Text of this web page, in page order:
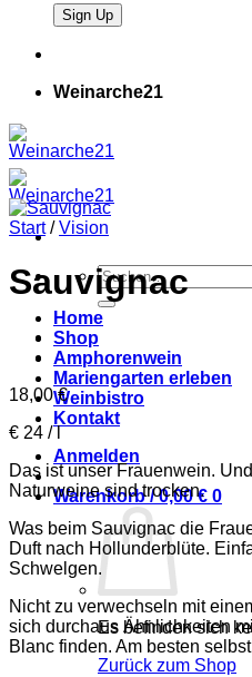
Weinarche21
Suchen
nach:
Home
Shop
Amphorenwein
Mariengarten erleben
Weinbistro
Kontakt
Anmelden
Warenkorb /0,00€ 0
Es befinden sich
Zurück zum Shop
Start / Vision
Sauvignac
18,00€
€ 24 / l
Das ist unser Frauenwein.
Naturweine sind trocken.
Was beim Sauvignac die
Duft nach Hollunderblüte.
Schwelgen.
Nicht zu verwechseln mit
sich durchaus Ähnlichkeiten
Blanc finden. Am besten